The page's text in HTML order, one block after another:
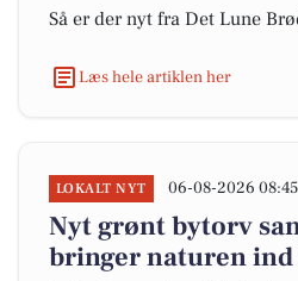
Så er der nyt fra Det Lune
Læs hele artiklen her
LOKALT NYT 06-08-2026 08:45
Nyt grønt bytorv
bringer naturen